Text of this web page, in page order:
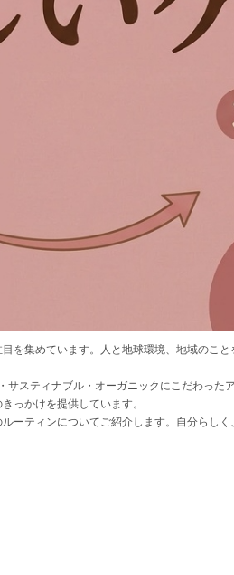
集めています。人と地球環境、地域のこ
スティナブル・オーガニックにこだわった
っかけを提供しています。
ティンについてご紹介します。自分らし